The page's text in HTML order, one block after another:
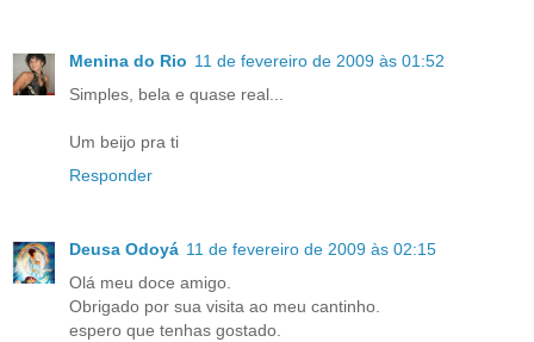
Menina do Rio 11 de fevereiro de 2009 às 01:52
Simples, bela e quase real...
Um beijo pra ti
Responder
Deusa Odoyá 11 de fevereiro de 2009 às 02:15
Olá meu doce amigo.
Obrigado por sua visita ao meu cantinho.
espero que tenhas gostado.